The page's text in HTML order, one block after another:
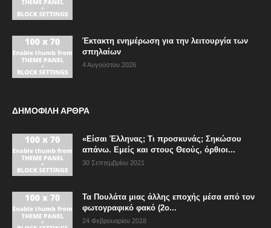
Έκτακτη ενημέρωση για την λειτουργία των
σπηλαίων
4 Αυγούστου 2026
ΔΗΜΟΦΙΛΗ ΑΡΘΡΑ
«Είσαι Έλληνας; Τι προσκυνάς; Σηκώσου
απάνω. Εμείς και στους Θεούς, όρθιοι...
30 Σεπτεμβρίου 2021
Τα Πουλάτα μιας άλλης εποχής μέσα από τον
φωτογραφικό φακό (2ο...
24 Φεβρουαρίου 2018